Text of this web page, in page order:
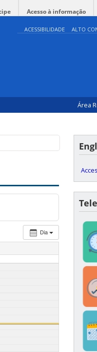
Acesso à informação
ACESSIBILIDADE ALTO
Área
Dia